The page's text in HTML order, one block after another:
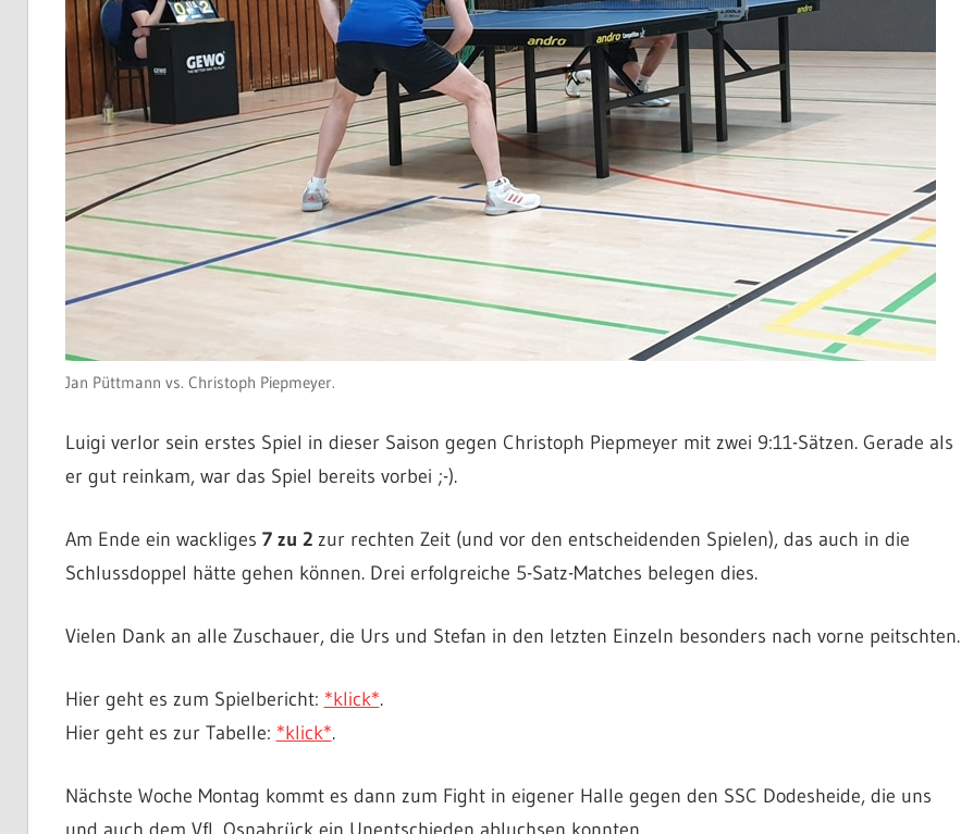
Jan Püttmann vs. Christoph Piepmeyer.
Luigi verlor sein erstes Spiel in dieser Saison gegen Christoph Piepmeyer mit zwei 9:11-Sätzen. Gerade als
er gut reinkam, war das Spiel bereits vorbei ;-).
Am Ende ein wackliges 7 zu 2zur rechten Zeit (und vor den entscheidenden Spielen), das auch in die
Schlussdoppel hätte gehen können. Drei erfolgreiche 5-Satz-Matches belegen dies.
Vielen Dank an alle Zuschauer, die Urs und Stefan in den letzten Einzeln besonders nach vorne peitschten.
Hier geht es zum Spielbericht: *klick*.
Hier geht es zur Tabelle: *klick*.
Nächste Woche Montag kommt es dann zum Fight in eigener Halle gegen den SSC Dodesheide, die uns